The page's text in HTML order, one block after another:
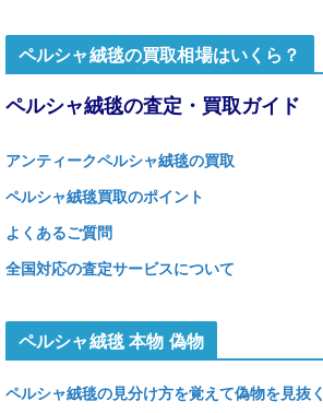
ペルシャ絨毯の買取相場はいくら？
ペルシャ絨毯の査定・買取ガイド
アンティークペルシャ絨毯の買取
ペルシャ絨毯買取のポイント
よくあるご質問
全国対応の査定サービスについて
ペルシャ絨毯 本物 偽物
ペルシャ絨毯の見分け方を覚えて偽物を見抜く